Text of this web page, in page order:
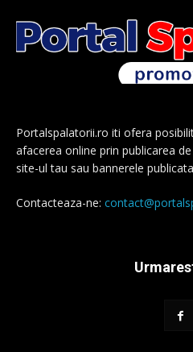
Portalspalatorii.ro iti ofera
afacerea online prin publicarea
site-ul tau sau bannerele
Contacteaza-ne: